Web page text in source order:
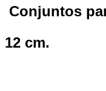
Conjuntos
12 cm.